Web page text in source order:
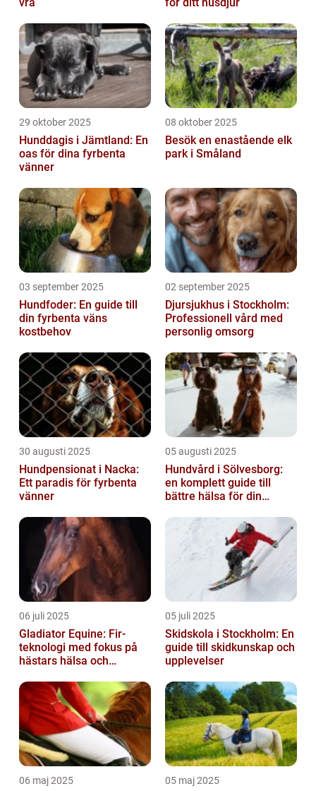
29 oktober 2025
Hunddagis i Jämtland: En
oas för dina fyrbenta
vänner
08 oktober 2025
Besök en enastående elk
park i Småland
03 september 2025
Hundfoder: En guide till
din fyrbenta väns
kostbehov
02 september 2025
Djursjukhus i Stockholm:
Professionell vård med
personlig omsorg
30 augusti 2025
Hundpensionat i Nacka:
Ett paradis för fyrbenta
vänner
05 augusti 2025
Hundvård i Sölvesborg:
en komplett guide till
bättre hälsa för din
06 juli 2025
Gladiator Equine: Fir-
teknologi med fokus på
hästars hälsa och
05 juli 2025
Skidskola i Stockholm: En
guide till skidkunskap och
upplevelser
06 maj 2025 05 maj 2025